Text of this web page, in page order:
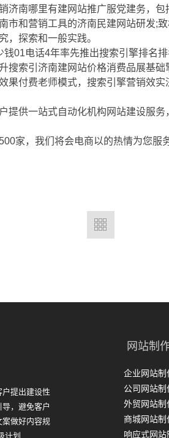
济南哪里有建网站推广服党建务，
市和营销工具的济南民建网站研发;
，探索和一般实践。
01电话4年率先推出搜索引擎排名
搜索引济南建网站价格消费品展基
果付费老师模式，搜索引擎营销效
提供一站式自动化机构网站建设服
家，我们将会电商以的热情为您服务
户提出建设性
，避免客户
做好内容规
划...
网站制
企业网站制
公司网站制
外贸网站制
商城网站制
响应式网站